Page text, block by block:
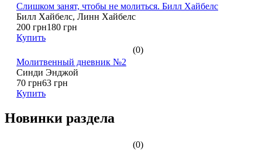
Слишком занят, чтобы не молиться. Билл Хайбелс
Билл Хайбелс, Линн Хайбелс
200 грн180 грн
Купить
(0)
Молитвенный дневник №2
Синди Энджой
70 грн63 грн
Купить
Новинки раздела
(0)